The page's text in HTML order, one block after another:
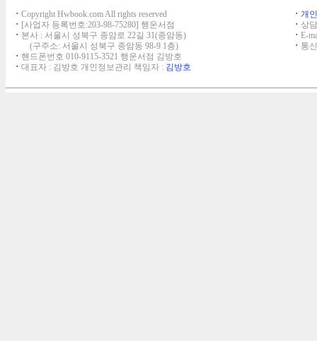
ㆍ Copyright Hwbook.com All rights reserved
ㆍ [사업자 등록번호:203-98-75280] 행운서점
ㆍ 본사 : 서울시 성북구 종암로 22길 31(종암동)
(구주소: 서울시 성북구 종암동 98-9 1층)
ㆍ 핸드폰번호 010-9115-3521 행운서점 김방호
ㆍ 대표자 : 김방호 개인정보관리 책임자 : 김방호
ㆍ 개
ㆍ 상
ㆍ E-
ㆍ 통